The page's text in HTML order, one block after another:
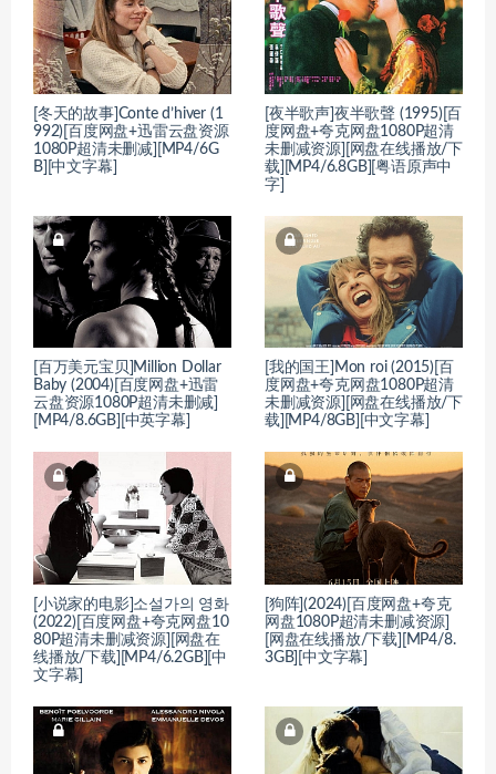
[冬天的故事]Conte d’hiver (1
992)[百度网盘+迅雷云盘资源
1080P超清未删减][MP4/6G
B][中文字幕]
[夜半歌声]夜半歌聲 (1995)[百
度网盘+夸克网盘1080P超清
未删减资源][网盘在线播放/下
载][MP4/6.8GB][粤语原声中
字]
[百万美元宝贝]Million Dollar
Baby (2004)[百度网盘+迅雷
云盘资源1080P超清未删减]
[MP4/8.6GB][中英字幕]
[我的国王]Mon roi (2015)[百
度网盘+夸克网盘1080P超清
未删减资源][网盘在线播放/下
载][MP4/8GB][中文字幕]
[小说家的电影]소설가의 영화
(2022)[百度网盘+夸克网盘10
80P超清未删减资源][网盘在
线播放/下载][MP4/6.2GB][中
文字幕]
[狗阵](2024)[百度网盘+夸克
网盘1080P超清未删减资源]
[网盘在线播放/下载][MP4/8.
3GB][中文字幕]